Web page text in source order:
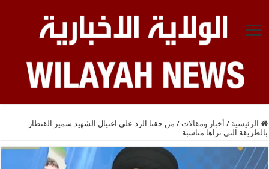
الرئيسية / أخبار ومقالات / من حقنا الرد على اغتيال الشهيد سمير القنطار
بالطريقة التي نراها مناسبة